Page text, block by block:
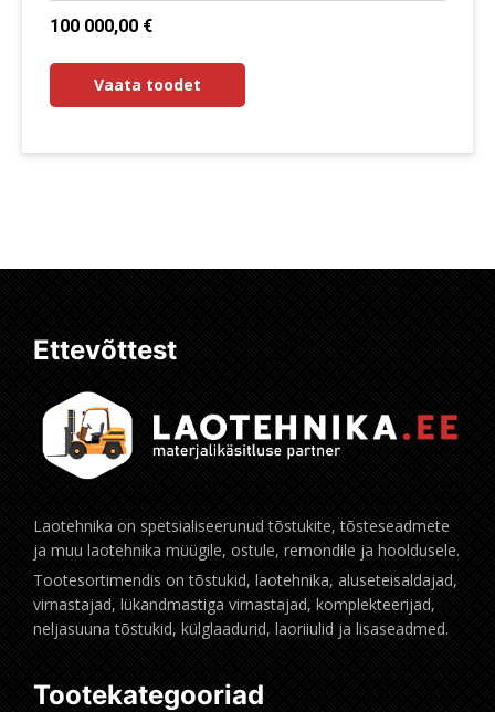
100 000,00 €
Vaata toodet
Ettevõttest
Laotehnika on spetsialiseerunud tõstukite, tõsteseadmete
ja muu laotehnika müügile, ostule, remondile ja hooldusele.
Tootesortimendis on tõstukid, laotehnika, aluseteisaldajad,
virnastajad, lükandmastiga virnastajad, komplekteerijad,
neljasuuna tõstukid, külglaadurid, laoriiulid ja lisaseadmed.
Tootekategooriad